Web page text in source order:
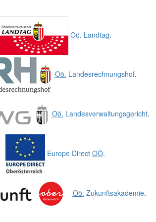
Oö. Landtag.
Oö. Landesrechnungshof.
Oö. Landesverwaltungsgericht.
Europe Direct OÖ.
Oö. Zukunftsakademie.